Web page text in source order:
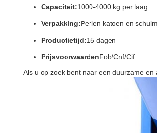
Capaciteit:1000-4000 kg per laag
Verpakking:Perlen katoen en schuim
Productietijd:15 dagen
PrijsvoorwaardenFob/Cnf/Cif
Als u op zoek bent naar een duurzame